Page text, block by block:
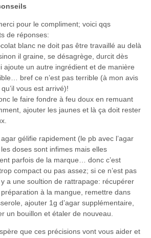
pour le compliment; voici qqs
de réponses:
blanc ne doit pas être travaillé au delà
il graine, se désagrège, durcit dès
ajoute un autre ingrédient et de manière
bref ce n’est pas terrible (à mon avis
qu’il vous est arrivé)!
le faire fondre à feu doux en remuant
ajouter les jaunes et là ça doit rester
agar gélifie rapidement (le pb avec l’agar
doses sont infimes mais elles
parfois de la marque… donc c’est
compact ou pas assez; si ce n’est pas
a une soultion de rattrapage: récupérer
à la mangue, remettre dans
ajouter 1g d’agar supplémentaire,
un bouillon et étaler de nouveau.
que ces précisions vont vous aider et